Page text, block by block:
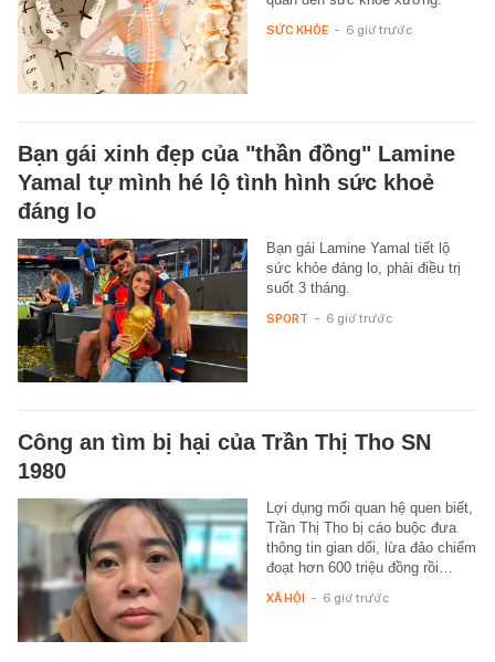
SỨC KHỎE - 6 giờ trước
Bạn gái xinh đẹp của "thần đồng" Lamine
Yamal tự mình hé lộ tình hình sức khoẻ
đáng lo
Bạn gái Lamine Yamal tiết lộ
sức khỏe đáng lo, phải điều trị
suốt 3 tháng.
SPORT - 6 giờ trước
Công an tìm bị hại của Trần Thị Tho SN
1980
Lợi dụng mối quan hệ quen biết,
Trần Thị Tho bị cáo buộc đưa
thông tin gian dối, lừa đảo chiếm
đoạt hơn 600 triệu đồng rồi…
XÃ HỘI - 6 giờ trước